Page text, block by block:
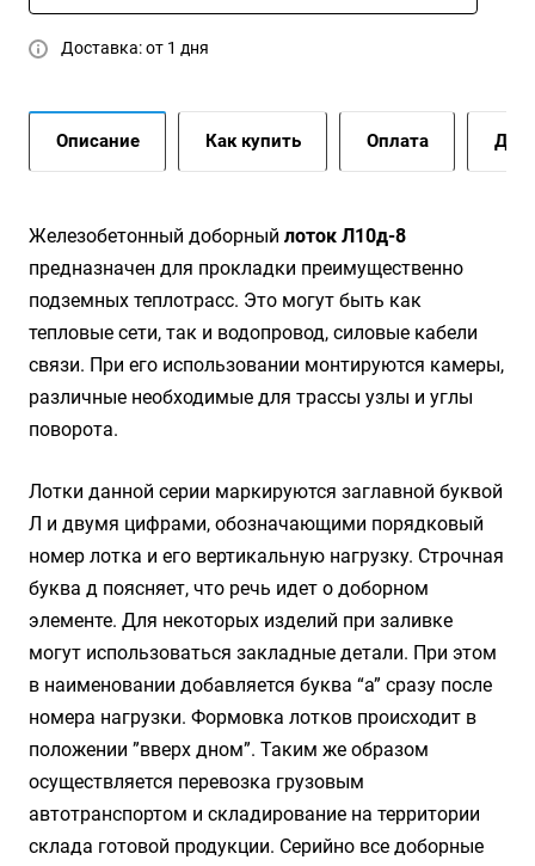
Доставка: от 1 дня
Описание Как купить Оплата
Железобетонный доборный лоток Л10д-8
предназначен для прокладки преимущественно
подземных теплотрасс. Это могут быть как
тепловые сети, так и водопровод, силовые кабели
связи. При его использовании монтируются камеры,
различные необходимые для трассы узлы и углы
поворота.
Лотки данной серии маркируются заглавной буквой
Л и двумя цифрами, обозначающими порядковый
номер лотка и его вертикальную нагрузку. Строчная
буква д поясняет, что речь идет о доборном
элементе. Для некоторых изделий при заливке
могут использоваться закладные детали. При этом
в наименовании добавляется буква “а” сразу после
номера нагрузки. Формовка лотков происходит в
положении ”вверх дном”. Таким же образом
осуществляется перевозка грузовым
автотранспортом и складирование на территории
склада готовой продукции. Серийно все доборные